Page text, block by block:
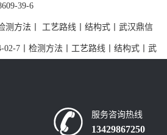
39-6
测方法丨 工艺路线丨结构式丨武汉鼎信
02-7丨检测方法丨工艺路线丨结构式丨武
服务咨询热线
13429867250